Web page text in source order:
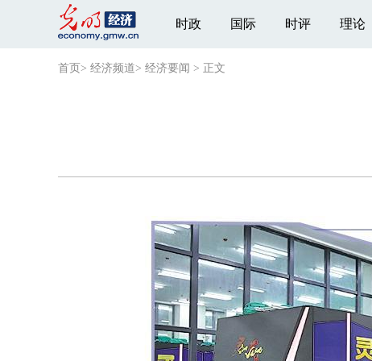
时政 国际 时评 理论
首页 > 经济频道> 经济要闻 > 正文